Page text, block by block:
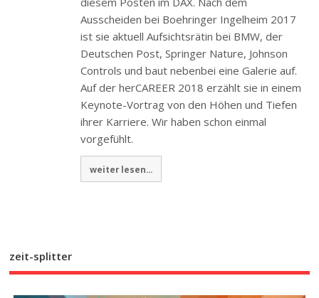
Ausscheiden bei Boehringer Ingelheim 2017
ist sie aktuell Aufsichtsrätin bei BMW, der
Deutschen Post, Springer Nature, Johnson
Controls und baut nebenbei eine Galerie auf.
Auf der herCAREER 2018 erzählt sie in einem
Keynote-Vortrag von den Höhen und Tiefen
ihrer Karriere. Wir haben schon einmal
vorgefühlt.
weiter lesen...
zeit-splitter